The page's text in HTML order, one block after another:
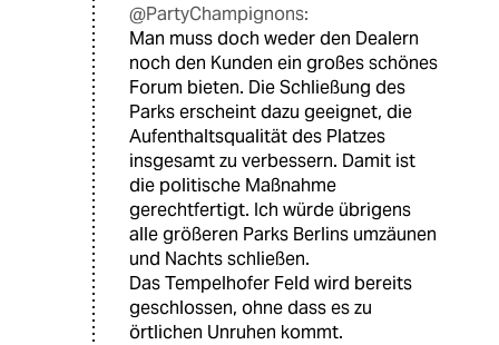
@PartyChampignons:
Man muss doch weder den Dealern
noch den Kunden ein großes schönes
Forum bieten. Die Schließung des
Parks erscheint dazu geeignet, die
Aufenthaltsqualität des Platzes
insgesamt zu verbessern. Damit ist
die politische Maßnahme
gerechtfertigt. Ich würde übrigens
alle größeren Parks Berlins umzäunen
und Nachts schließen.
Das Tempelhofer Feld wird bereits
geschlossen, ohne dass es zu
örtlichen Unruhen kommt.